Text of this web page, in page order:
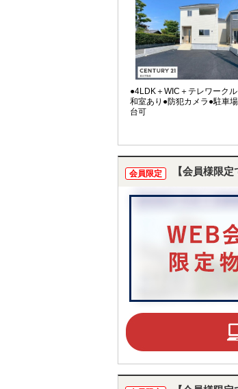
●4LDK＋WIC＋テレワーク
和室あり●防犯カメラ●駐車
台可
会員限定 【会員様限定